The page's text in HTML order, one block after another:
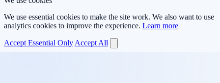
We use essential cookies to make the site work. We also want to use
analytics cookies to improve the experience. Learn more
Accept Essential Only Accept All